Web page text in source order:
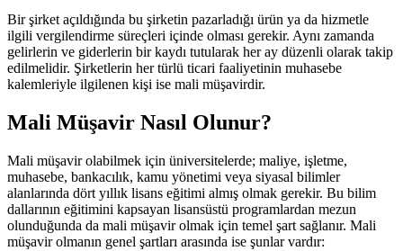
Bir şirket açıldığında bu şirketin pazarladığı ürün ya da hizmetle
ilgili vergilendirme süreçleri içinde olması gerekir. Aynı zamanda
gelirlerin ve giderlerin bir kaydı tutularak her ay düzenli olarak takip
edilmelidir. Şirketlerin her türlü ticari faaliyetinin muhasebe
kalemleriyle ilgilenen kişi ise mali müşavirdir.
Mali Müşavir Nasıl Olunur?
Mali müşavir olabilmek için üniversitelerde; maliye, işletme,
muhasebe, bankacılık, kamu yönetimi veya siyasal bilimler
alanlarında dört yıllık lisans eğitimi almış olmak gerekir. Bu bilim
dallarının eğitimini kapsayan lisansüstü programlardan mezun
olunduğunda da mali müşavir olmak için temel şart sağlanır. Mali
müşavir olmanın genel şartları arasında ise şunlar vardır: